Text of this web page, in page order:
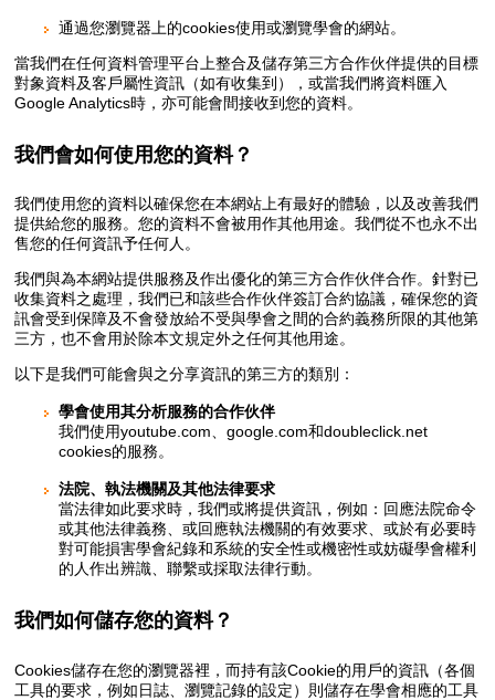
通過您瀏覽器上的cookies使用或瀏覽學會的網站。
當我們在任何資料管理平台上整合及儲存第三方合作伙伴提供的目標
對象資料及客戶屬性資訊（如有收集到），或當我們將資料匯入
Google Analytics時，亦可能會間接收到您的資料。
我們會如何使用您的資料？
我們使用您的資料以確保您在本網站上有最好的體驗，以及改善我們
提供給您的服務。您的資料不會被用作其他用途。我們從不也永不出
售您的任何資訊予任何人。
我們與為本網站提供服務及作出優化的第三方合作伙伴合作。針對已
收集資料之處理，我們已和該些合作伙伴簽訂合約協議，確保您的資
訊會受到保障及不會發放給不受與學會之間的合約義務所限的其他第
三方，也不會用於除本文規定外之任何其他用途。
以下是我們可能會與之分享資訊的第三方的類別：
學會使用其分析服務的合作伙伴
我們使用youtube.com、google.com和doubleclick.net
cookies的服務。
法院、執法機關及其他法律要求
當法律如此要求時，我們或將提供資訊，例如：回應法院命令
或其他法律義務、或回應執法機關的有效要求、或於有必要時
對可能損害學會紀錄和系統的安全性或機密性或妨礙學會權利
的人作出辨識、聯繫或採取法律行動。
我們如何儲存您的資料？
Cookies儲存在您的瀏覽器裡，而持有該Cookie的用戶的資訊（各個
工具的要求，例如日誌、瀏覽記錄的設定）則儲存在學會相應的工具